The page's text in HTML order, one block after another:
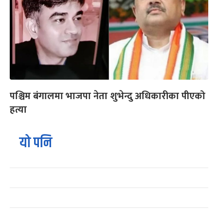
पश्चिम बंगालमा भाजपा नेता शुभेन्दु अधिकारीका पीएको
हत्या
यो पनि